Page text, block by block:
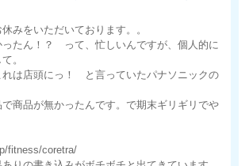
みをいただいております。。
ったん！？ って、忙しいんですが、個人的に
。
れは店頭にっ！ と言っていたパナソニックの
商品が無かったんです。で期末ギリギリでや
fitness/coretra/